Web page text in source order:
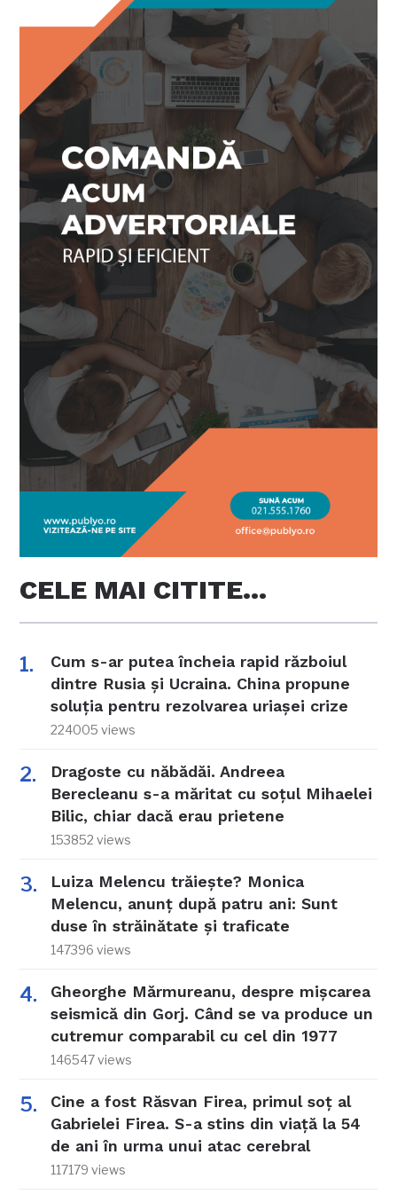
CELE MAI CITITE…
Cum s-ar putea încheia rapid războiul
dintre Rusia și Ucraina. China propune
soluția pentru rezolvarea uriașei crize
224005 views
Dragoste cu năbădăi. Andreea
Berecleanu s-a măritat cu soțul Mihaelei
Bilic, chiar dacă erau prietene
153852 views
Luiza Melencu trăiește? Monica
Melencu, anunț după patru ani: Sunt
duse în străinătate și traficate
147396 views
Gheorghe Mărmureanu, despre mișcarea
seismică din Gorj. Când se va produce un
cutremur comparabil cu cel din 1977
146547 views
Cine a fost Răsvan Firea, primul soț al
Gabrielei Firea. S-a stins din viață la 54
de ani în urma unui atac cerebral
117179 views